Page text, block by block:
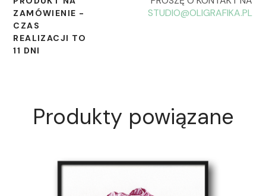
ZAMÓWIENIE -
CZAS
REALIZACJI TO
11 DNI
STUDIO@OLIGRAFIKA.PL
Produkty powiązane